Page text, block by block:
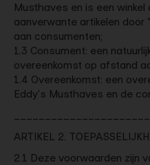
Musthaves en is een winkel
aanverwante artikelen door
aan consumenten;
1.3 Consument: een
overeenkomst op afstand
1.4 Overeenkomst: een
Eddy's Musthaves en de
ARTIKEL 2.
2.1 Deze voorwaarden zijn